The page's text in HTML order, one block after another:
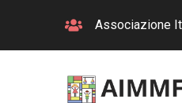
Associazione